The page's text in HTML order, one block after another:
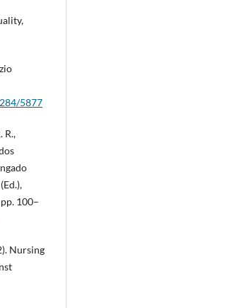
5877
R.,
100–
Nursing